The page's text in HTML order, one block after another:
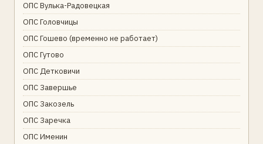
ОПС Вулька-Радовецкая
ОПС Головчицы
ОПС Гошево (временно не работает)
ОПС Гутово
ОПС Детковичи
ОПС Завершье
ОПС Закозель
ОПС Заречка
ОПС Именин